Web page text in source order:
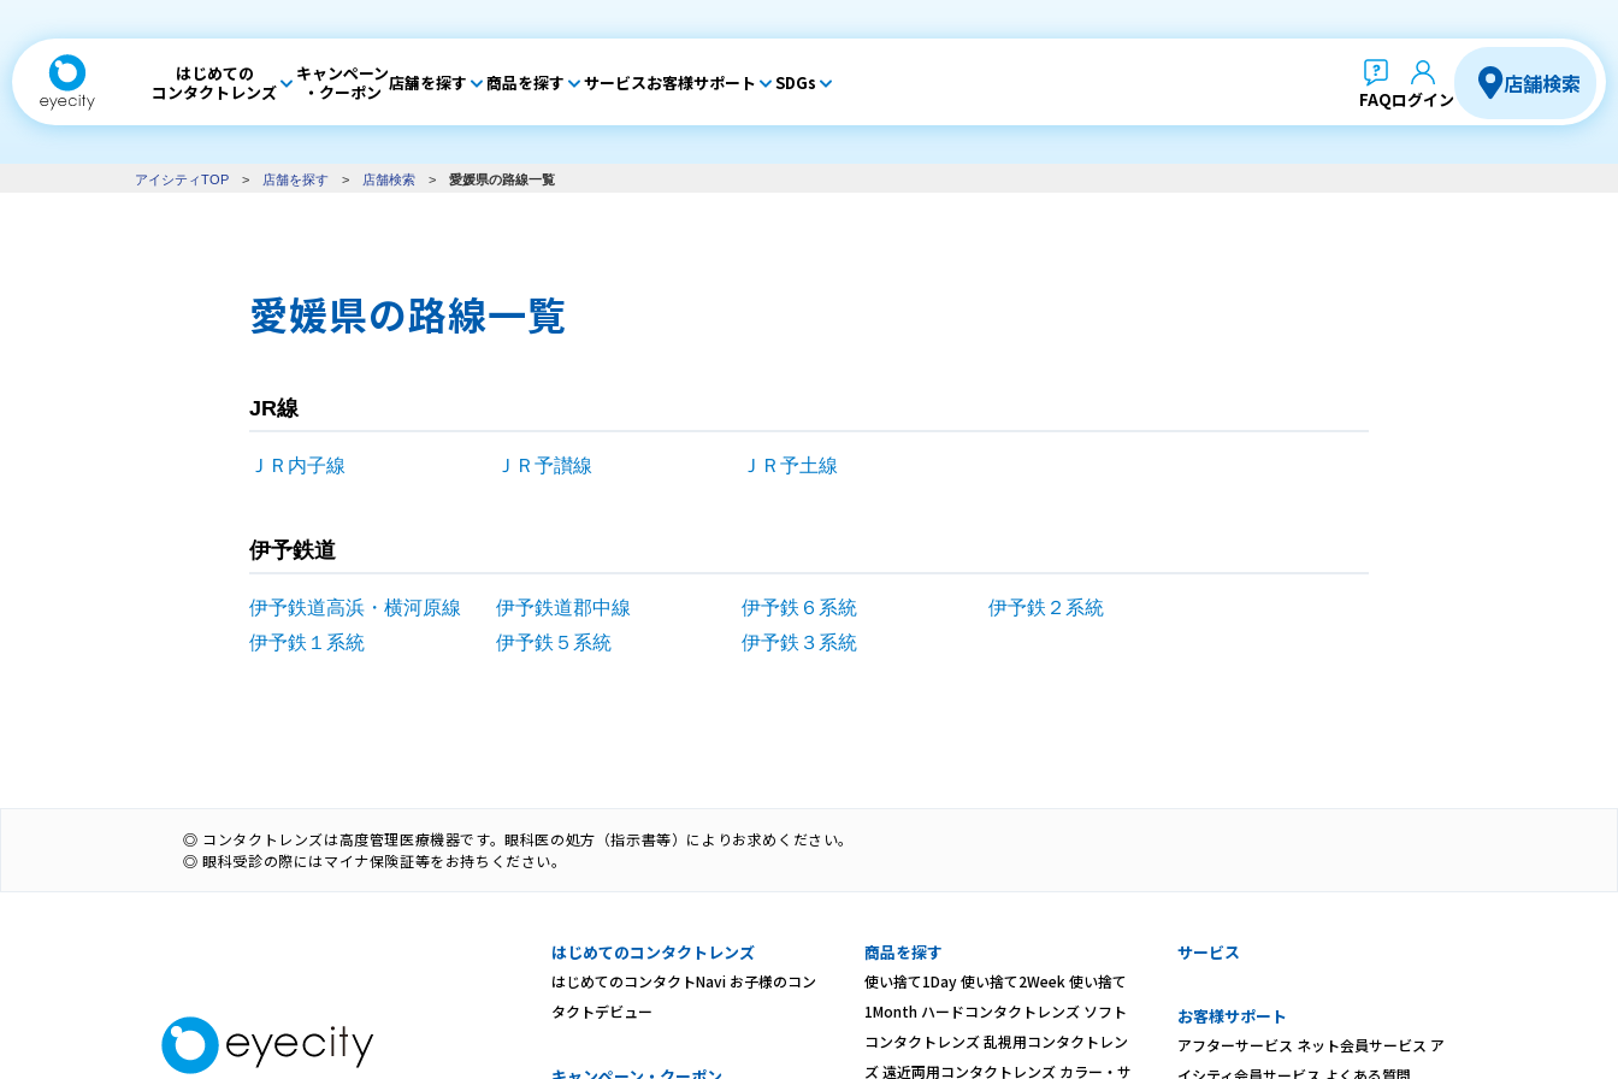
はじめての
コンタクトレンズ
キャンペーン
・クーポン 店舗を探す 商品を探す サービスお客様サポート SDGs
FAQログイン
店舗検索
アイシティTOP > 店舗を探す > 店舗検索 > 愛媛県の路線一覧
愛媛県の路線一覧
JR線
ＪＲ内子線 ＪＲ予讃線 ＪＲ予土線
伊予鉄道
伊予鉄道高浜・横河原線 伊予鉄道郡中線 伊予鉄６系統
伊予鉄２系統
伊予鉄１系統
伊予鉄５系統 伊予鉄３系統
◎ コンタクトレンズは高度管理医療機器です。眼科医の処方（指示書等）によりお求めください。
◎ 眼科受診の際にはマイナ保険証等をお持ちください。
はじめてのコンタクトレンズ
はじめてのコンタクトNavi お子様のコン
タクトデビュー
商品を探す
使い捨て1Day 使い捨て2Week 使い捨て
1Month ハードコンタクトレンズ ソフト
コンタクトレンズ 乱視用コンタクトレン
ズ 遠近両用コンタクトレンズ カラー・サ
サービス
お客様サポート
アフターサービス ネット会員サービス ア
イシティ会員サービス よくある質問